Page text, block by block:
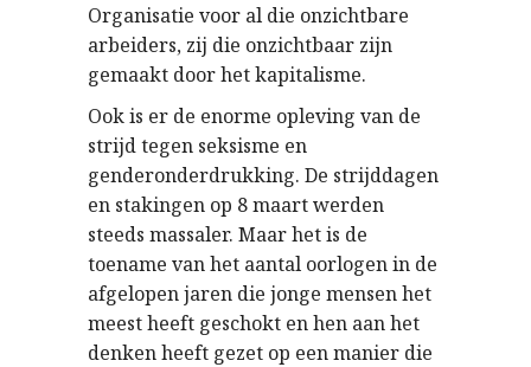
Organisatie voor al die onzichtbare
arbeiders, zij die onzichtbaar zijn
gemaakt door het kapitalisme.
Ook is er de enorme opleving van de
strijd tegen seksisme en
genderonderdrukking. De strijddagen
en stakingen op 8 maart werden
steeds massaler. Maar het is de
toename van het aantal oorlogen in de
afgelopen jaren die jonge mensen het
meest heeft geschokt en hen aan het
denken heeft gezet op een manier die